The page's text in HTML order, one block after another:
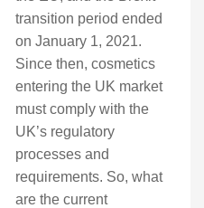
transition period ended
on January 1, 2021.
Since then, cosmetics
entering the UK market
must comply with the
UK’s regulatory
processes and
requirements. So, what
are the current